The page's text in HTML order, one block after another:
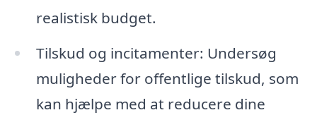
realistisk budget.
Tilskud og incitamenter: Undersøg
muligheder for offentlige tilskud, som
kan hjælpe med at reducere dine